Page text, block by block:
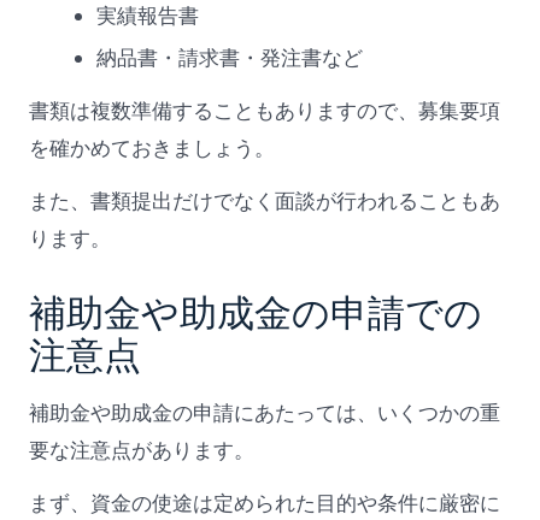
実績報告書
納品書・請求書・発注書など
書類は複数準備することもありますので、募集要項
を確かめておきましょう。
また、書類提出だけでなく面談が行われることもあ
ります。
補助金や助成金の申請での
注意点
補助金や助成金の申請にあたっては、いくつかの重
要な注意点があります。
まず、資金の使途は定められた目的や条件に厳密に